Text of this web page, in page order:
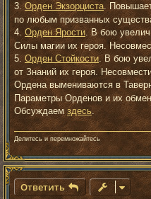
3.Орден Экзорциста.
по любым призванных
4. Орден Ярости. В бою
Силы магии их героя.
5. Орден Стойкости. В бою
от Знаний их героя.
Ордена вымениваются в
Параметры Орденов и их
Обсуждаемздесь.
Делитесь и перемножайтесь
Ответить